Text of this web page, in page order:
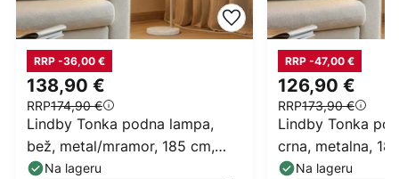
138,90 €
RRP174,90 €
RRP -36,00 €
Lindby Tonka podna lampa,
bež, metal/mramor, 185 cm,
E27Na lageru
126,90 €
RRP173,90 €
RRP -47,00 €
Lindby Tonka
crna, metalna,
Na lageru